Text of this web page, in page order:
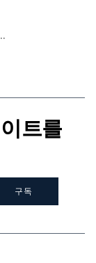
트를
구독